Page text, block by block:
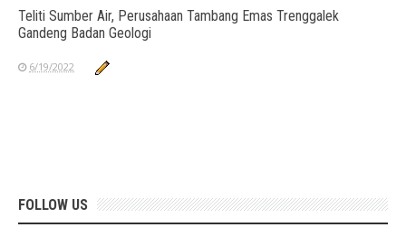
Teliti Sumber Air, Perusahaan Tambang Emas Trenggalek
Gandeng Badan Geologi
6/19/2022
FOLLOW US